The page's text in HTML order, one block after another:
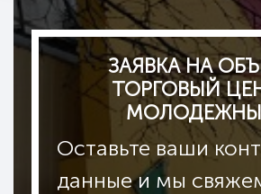
ЗАЯВКА НА
ТОРГОВЫЙ
Оставьте ваши
данные и мы